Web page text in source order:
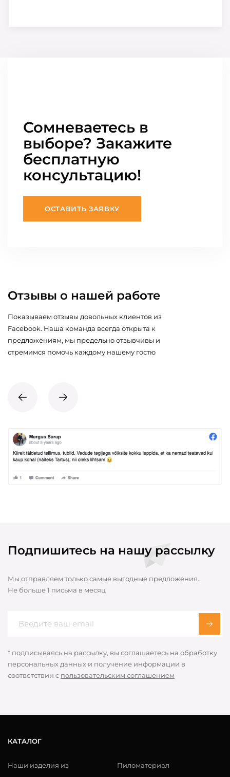
Сомневаетесь в
выборе? Закажите
бесплатную
консультацию!
ОСТАВИТЬ ЗАЯВКУ
Отзывы о нашей работе
Показываем отзывы довольных клиентов из
Facebook. Наша команда всегда открыта к
предложениям, мы предельно отзывчивы и
стремимся помочь каждому нашему гостю
Подпишитесь на нашу рассылку
Мы отправляем только самые выгодные предложения.
Не больше 1 письма в месяц
* подписываясь на рассылку, вы соглашаетесь на обработку
персональных данных и получение информации в
соответствии с пользовательским соглашением
КАТАЛОГ
Наши изделия из Пиломатериал